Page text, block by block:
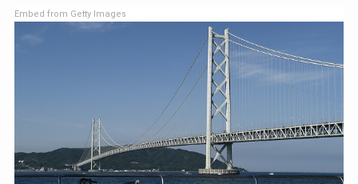
Embed from Getty Images